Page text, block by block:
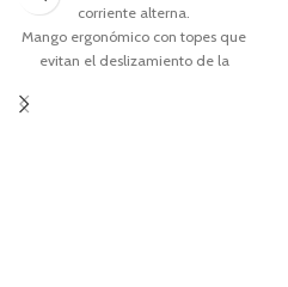
corriente alterna.
Mango ergonómico con topes que
evitan el deslizamiento de la